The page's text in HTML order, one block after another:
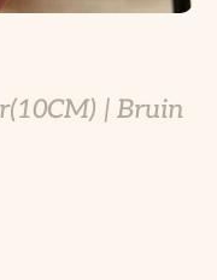
| Bruin